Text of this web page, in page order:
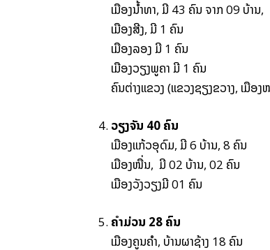
ເມືອງນໍ້າທາ, ມີ 43 ຄົນ ຈາກ 09 ບ້ານ,
ເມືອງສີງ, ມີ 1 ຄົນ
ເມືອງລອງ ມີ 1 ຄົນ
ເມືອງວຽງພູຄາ ມີ 1 ຄົນ
ຄົນຕ່າງແຂວງ (ແຂວງຊຽງຂວາງ, ເມືອ
ວຽງຈັນ 40 ຄົນ
ເມືອງແກ້ວອຸດົມ, ມີ 6 ບ້ານ, 8 ຄົນ
ເມືອງໜື່ນ, ມີ 02 ບ້ານ, 02 ຄົນ
ເມືອງວັງວຽງມີ 01 ຄົນ
ຄໍາມ່ວນ 28 ຄົນ
ເມືອງຄູນຄໍາ, ບ້ານຜາຊ້າງ 18 ຄົນ